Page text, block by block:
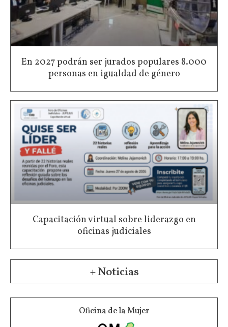
En 2027 podrán ser jurados populares 8.000
personas en igualdad de género
Capacitación virtual sobre liderazgo en
oficinas judiciales
+ Noticias
Oficina de la Mujer